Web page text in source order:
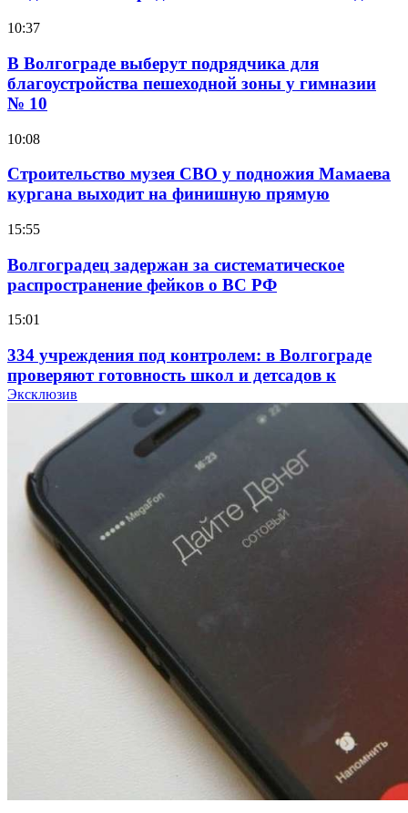
10:37
В Волгограде выберут подрядчика для
благоустройства пешеходной зоны у гимназии
№ 10
10:08
Строительство музея СВО у подножия Мамаева
кургана выходит на финишную прямую
15:55
Волгоградец задержан за систематическое
распространение фейков о ВС РФ
15:01
334 учреждения под контролем: в Волгограде
проверяют готовность школ и детсадов к
учебному году
Покушение на убийство в Волгограде: девушка
напала на незнакомую женщину с ножом
12:39
Сладкий праздник в Волгограде: в Центральном
парке прошёл фестиваль „Арбузный переполох“
Волгоградские компании нарастили экспорт:
заключены контракты на 3,6 млн долларов
Эксклюзив